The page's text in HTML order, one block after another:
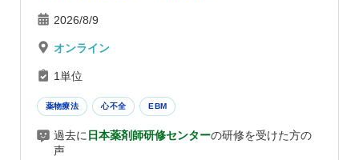
2026/8/9
オンライン
1単位
薬物療法 心不全 EBM
過去に 日本薬剤師研修センターの研修を受けた方の
声